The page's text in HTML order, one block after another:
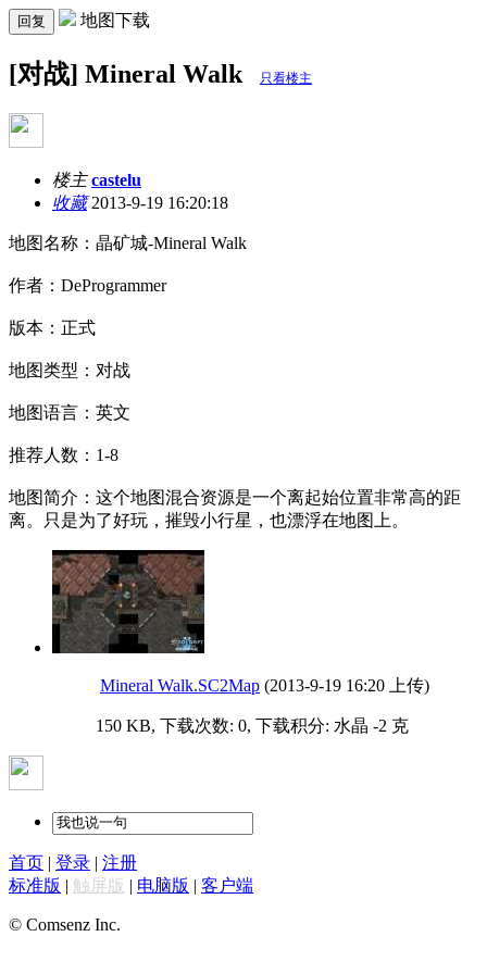
回复 地图下载
[对战] Mineral Walk 只看楼主
楼主 castelu
收藏2013-9-19 16:20:18
地图名称：晶矿城-Mineral Walk
作者：DeProgrammer
版本：正式
地图类型：对战
地图语言：英文
推荐人数：1-8
地图简介：这个地图混合资源是一个离起始位置非常高的距
离。只是为了好玩，摧毁小行星，也漂浮在地图上。
Mineral Walk.SC2Map (2013-9-19 16:20 上传)
150 KB, 下载次数: 0, 下载积分: 水晶 -2 克
首页 | 登录 | 注册
标准版 | 触屏版 | 电脑版 | 客户端
© Comsenz Inc.